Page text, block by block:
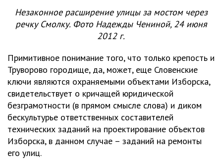
Незаконное расширение улицы за мостом через
речку Смолку. Фото Надежды Чениной, 24 июня
2012 г.
Примитивное понимание того, что только крепость и
Труворово городище, да, может, еще Словенские
ключи являются охраняемыми объектами Изборска,
свидетельствует о кричащей юридической
безграмотности (в прямом смысле слова) и диком
бескультурье ответственных составителей
технических заданий на проектирование объектов
Изборска, в данном случае – заданий на ремонты
его улиц.